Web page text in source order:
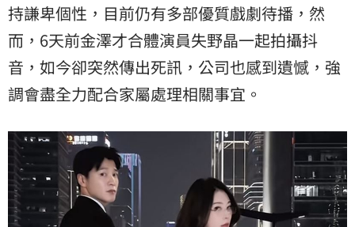
持謙卑個性，目前仍有多部優質戲劇待播，然
而，6天前金澤才合體演員失野晶一起拍攝抖
音，如今卻突然傳出死訊，公司也感到遺憾，強
調會盡全力配合家屬處理相關事宜。